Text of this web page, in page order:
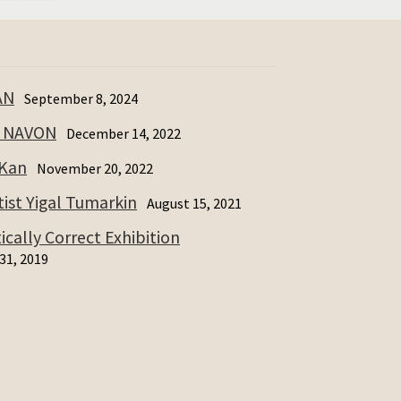
September 8, 2024
December 14, 2022
November 20, 2022
Yigal Tumarkin August 15, 2021
Correct Exhibition
2019